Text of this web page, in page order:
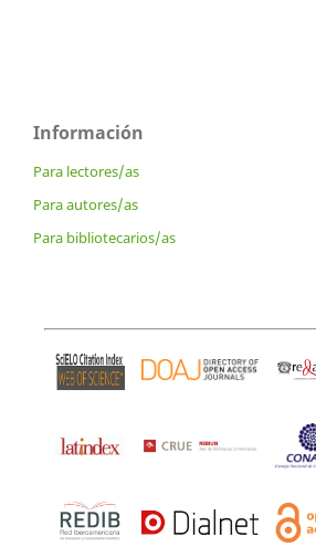
Información
Para lectores/as
Para autores/as
Para bibliotecarios/as